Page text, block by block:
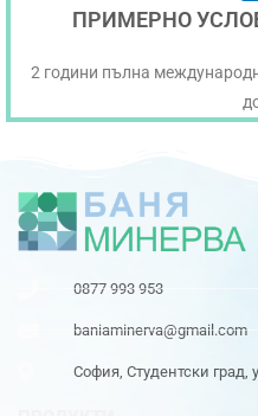
ПРИМЕРНО
2 години пълна
0877 993 953
baniaminerva@gmail.com
София, Студентски град,